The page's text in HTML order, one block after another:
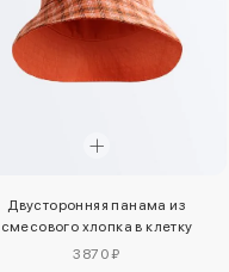
Двусторонняя панама из
смесового хлопка в клетку
3870 ₽